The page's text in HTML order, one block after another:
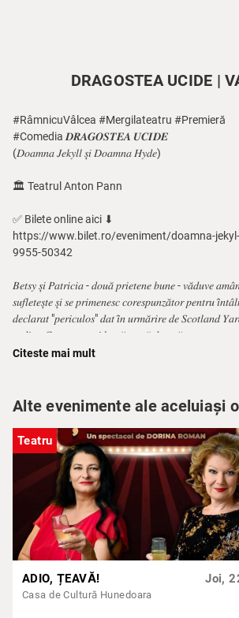
DRAGOSTEA UCIDE |
#RâmnicuVâlcea #Mergilateatru #Premieră
#Comedia 𝑫𝑹𝑨𝑮𝑶𝑺𝑻𝑬𝑨 𝑼𝑪𝑰𝑫𝑬
(𝐷𝑜𝑎𝑚𝑛𝑎 𝐽𝑒𝑘𝑦𝑙𝑙 𝑠̦𝑖 𝐷𝑜𝑎𝑚𝑛𝑎 𝐻𝑦𝑑𝑒)
🏛 Teatrul Anton Pann
✅ Bilete online aici ⬇
https://www.bilet.ro/eveniment/doamna-
9955-50342
𝐵𝑒𝑡𝑠𝑦 𝑠̦𝑖 𝑃𝑎𝑡𝑟𝑖𝑐𝑖𝑎 - 𝑑𝑜𝑢𝑎̆ 𝑝𝑟𝑖𝑒𝑡𝑒𝑛𝑒 𝑏𝑢𝑛𝑒 - 𝑣𝑎̆𝑑𝑢𝑣𝑒
𝑠𝑢𝑓𝑙𝑒𝑡𝑒𝑠̦𝑡𝑒 𝑠̦𝑖 𝑠𝑒 𝑝𝑟𝑖𝑚𝑒𝑛𝑒𝑠𝑐 𝑐𝑜𝑟𝑒𝑠𝑝𝑢𝑛𝑧𝑎̆𝑡𝑜𝑟 𝑝𝑒𝑛𝑡𝑟𝑢
𝑑𝑒𝑐𝑙𝑎𝑟𝑎𝑡 "𝑝𝑒𝑟𝑖𝑐𝑢𝑙𝑜𝑠" 𝑑𝑎𝑡 𝑖̂𝑛 𝑢𝑟𝑚𝑎̆𝑟𝑖𝑟𝑒 𝑑𝑒 𝑆𝑐𝑜𝑡𝑙𝑎𝑛𝑑
𝑟𝑎𝑑𝑖𝑜. 𝐶𝑢𝑚 𝑐𝑒𝑎 𝑚𝑎𝑖 𝑏𝑢𝑛𝑎̆ 𝑎𝑟𝑚𝑎̆ 𝑑𝑒 𝑎𝑝𝑎̆𝑟𝑎𝑟𝑒 𝑒𝑠𝑡𝑒
𝑝𝑟𝑒𝑔𝑎̆𝑡𝑖𝑡 𝑝𝑒𝑛𝑡𝑟𝑢 "𝑓𝑢𝑛𝑐𝑡̦𝑖𝑜𝑛𝑎𝑟𝑢𝑙 𝑑𝑒 𝑙𝑎 𝑔𝑎𝑧𝑒" 𝑢𝑛
𝐹𝑖𝑛𝑎𝑙𝑢𝑙 𝑝𝑒𝑡𝑟𝑒𝑐𝑒𝑟𝑖𝑖 𝑣𝑎̆ 𝑖𝑛𝑣𝑖𝑡𝑎̆𝑚 𝑠𝑎̆ 𝑖̂𝑙 𝑑𝑒𝑠𝑐𝑜𝑝𝑒𝑟𝑖𝑚
Un spectacol de Cristian Ioan |
Cu Dorina Roman,
Mona Codreanu și Silviu Dudescu
#Teatru #rezervăbilete #Showcomedy
#EvenimenteRâmnicuVâlcea
#biletelateatru
#TeatruVâlcea #biletespectacole
#SilviuDudescu #Spectacol #mergileteatru
Citeste mai mult
Alte evenimente ale aceluiași
Teatru
ADIO, ȚEAVĂ!
Casa de Cultură Hunedoara
Joi,